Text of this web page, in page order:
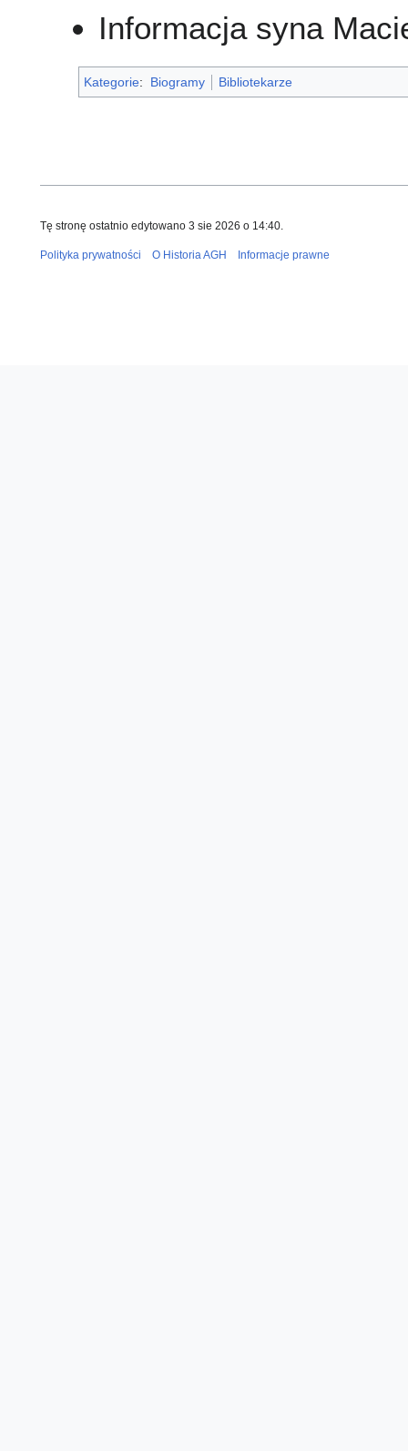
Informacja syna
Kategorie: Biogramy Bibliotekarze
Tę stronę ostatnio edytowano 3 sie 2026 o 14:40.
Polityka prywatności O Historia AGH Informacje prawne